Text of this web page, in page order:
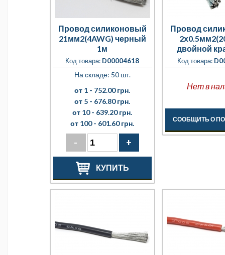
Провод силиконовый
21мм2(4AWG) черный
1м
Код товара: D00004618
На складе: 50 шт.
от 1 - 752.00 грн.
от 5 - 676.80 грн.
от 10 - 639.20 грн.
от 100 - 601.60 грн.
- +
КУПИТЬ
Провод
двойной
черный
Код товара:
Нет в
СООБЩИТЬ О